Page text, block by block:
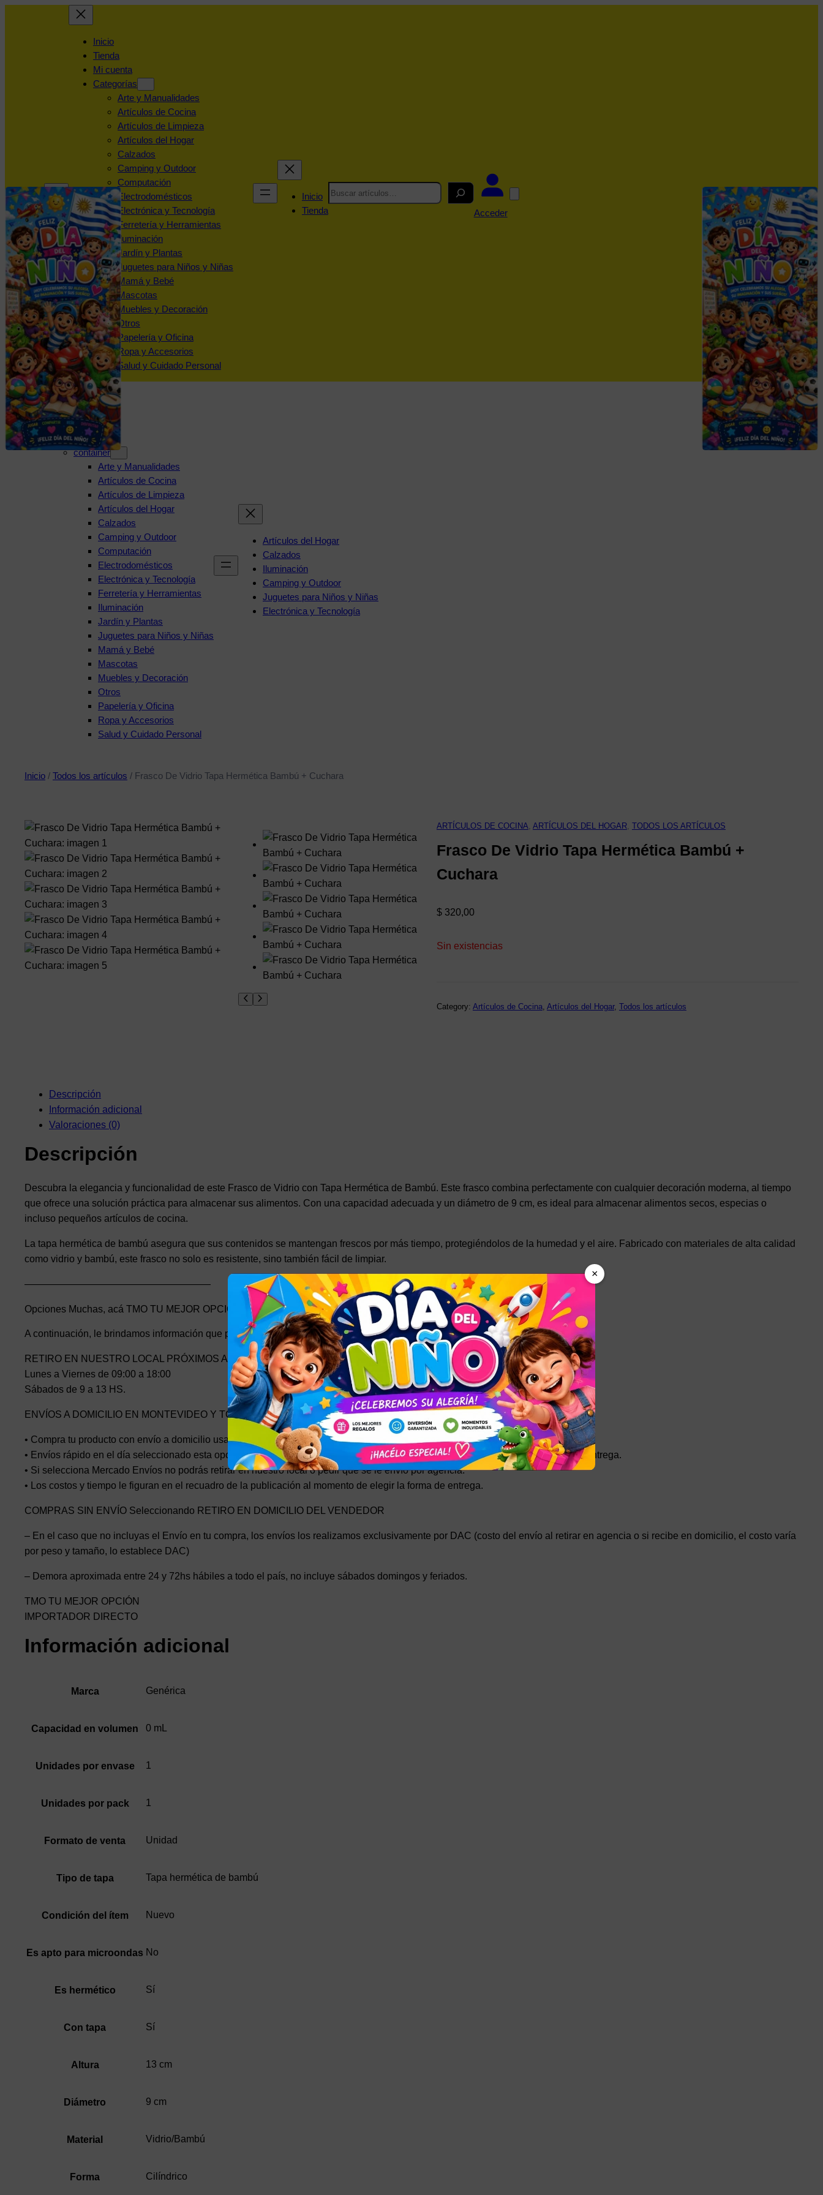
×
Inicio
Tienda
Mi cuenta
Categorías
Arte y Manualidades
Artículos de Cocina
Artículos de Limpieza
Artículos del Hogar
Calzados
Camping y Outdoor
Computación
Electrodomésticos
Electrónica y Tecnología
Ferretería y Herramientas
Iluminación
Jardín y Plantas
Juguetes para Niños y Niñas
Mamá y Bebé
Mascotas
Muebles y Decoración
Otros
Papelería y Oficina
Ropa y Accesorios
Salud y Cuidado Personal
Inicio
Tienda
Search
Acceder
Categorías
container
Arte y Manualidades
Artículos de Cocina
Artículos de Limpieza
Artículos del Hogar
Calzados
Camping y Outdoor
Computación
Electrodomésticos
Electrónica y Tecnología
Ferretería y Herramientas
Iluminación
Jardín y Plantas
Juguetes para Niños y Niñas
Mamá y Bebé
Mascotas
Muebles y Decoración
Otros
Papelería y Oficina
Ropa y Accesorios
Salud y Cuidado Personal
Artículos del Hogar
Calzados
Iluminación
Camping y Outdoor
Juguetes para Niños y Niñas
Electrónica y Tecnología
Inicio / Todos los artículos / Frasco De Vidrio Tapa Hermética Bambú + Cuchara
ARTÍCULOS DE COCINA ARTÍCULOS DEL HOGAR, TODOS LOS ARTÍCULOS
Frasco De Vidrio Tapa Hermética Bambú +
Cuchara
$320,00
Sin existencias
Category: Artículos de Cocina Artículos del Hogar, Todos los artículos
Descripción
Información adicional
Valoraciones (0)
Descripción
Descubra la elegancia y funcionalidad de este Frasco de Vidrio con Tapa Hermética de Bambú. Este frasco combina perfectamente con cualquier decoración moderna, al tiempo
que ofrece una solución práctica para almacenar sus alimentos. Con una capacidad adecuada y un diámetro de 9 cm, es ideal para almacenar alimentos secos, especias o
incluso pequeños artículos de cocina.
La tapa hermética de bambú asegura que sus contenidos se mantengan frescos por más tiempo, protegiéndolos de la humedad y el aire. Fabricado con materiales de alta calidad
como vidrio y bambú, este frasco no solo es resistente, sino también fácil de limpiar.
———————————————————
Opciones Muchas, acá TMO TU MEJOR OPCIÓN
A continuación, le brindamos información que pueda necesitar para una mejor compra.
RETIRO EN NUESTRO LOCAL PRÓXIMOS AL PASO MOLINO
Lunes a Viernes de 09:00 a 18:00
Sábados de 9 a 13 HS.
ENVÍOS A DOMICILIO EN MONTEVIDEO Y TODO EL PAÍS
• Compra tu producto con envío a domicilio usando Mercado Envíos, el servicio oficial de Mercado Libre.
• Envíos rápido en el día seleccionado esta opción el costo por zona también le figura en la publicación o al momento de elegir la entrega.
• Si selecciona Mercado Envíos no podrás retirar en nuestro local o pedir que se le envío por agencia.
• Los costos y tiempo le figuran en el recuadro de la publicación al momento de elegir la forma de entrega.
COMPRAS SIN ENVÍO Seleccionando RETIRO EN DOMICILIO DEL VENDEDOR
– En el caso que no incluyas el Envío en tu compra, los envíos los realizamos exclusivamente por DAC (costo del envío al retirar en agencia o si recibe en domicilio, el costo varía
por peso y tamaño, lo establece DAC)
– Demora aproximada entre 24 y 72hs hábiles a todo el país, no incluye sábados domingos y feriados.
TMO TU MEJOR OPCIÓN
IMPORTADOR DIRECTO
Información adicional
Marca Genérica
Capacidad en volumen 0 mL
Unidades por envase 1
Unidades por pack 1
Formato de venta Unidad
Tipo de tapa Tapa hermética de bambú
Condición del ítem Nuevo
Es apto para microondas No
Es hermético Sí
Con tapa Sí
Altura 13 cm
Diámetro 9 cm
Material Vidrio/Bambú
Forma Cilíndrico